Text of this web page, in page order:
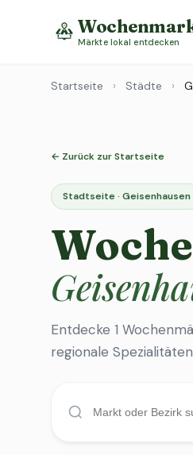
Märkte lokal entdecken
Startseite › Städte ›
← Zurück zur Startseite
Stadtseite · Geisenhausen
Entdecke 1
regionale